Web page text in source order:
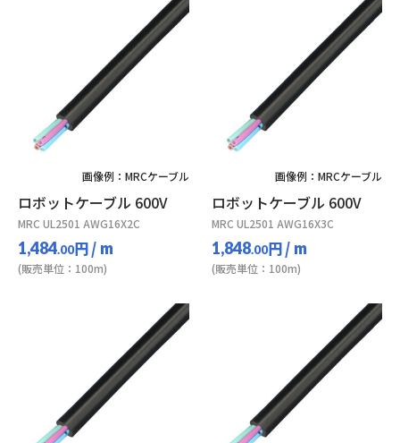
画像例：MRCケーブル
ロボットケーブル 600V
MRC UL2501 AWG16X2C
1,484.00円/ m
(販売単位：100m)
画像例：MRCケーブル
ロボットケーブル 600V
MRC UL2501 AWG16X3C
1,848.00円/ m
(販売単位：100m)